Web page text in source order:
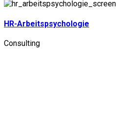
HR-Arbeitspsychologie
Consulting